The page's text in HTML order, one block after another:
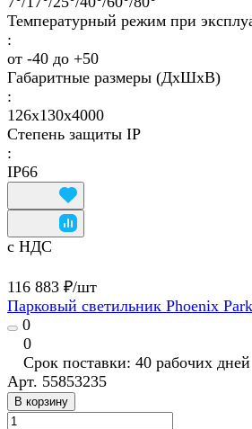
Температурный режим при
:
от -40 до +50
Габаритные размеры (ДхШхВ)
:
126х130х4000
Степень защиты IP
:
IP66
с НДС
116 883 ₽/шт
Парковый светильник Phoenix
0
0
Срок поставки: 40 рабочих дней
Арт. 55853235
В корзину